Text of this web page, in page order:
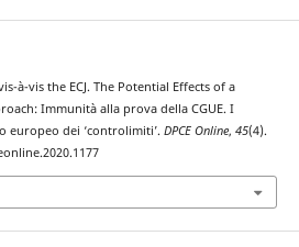
à-vis the ECJ. The Potential Effects of a
Immunità alla prova della CGUE. I
europeo dei ‘controlimiti’. DPCE Online, 45(4).